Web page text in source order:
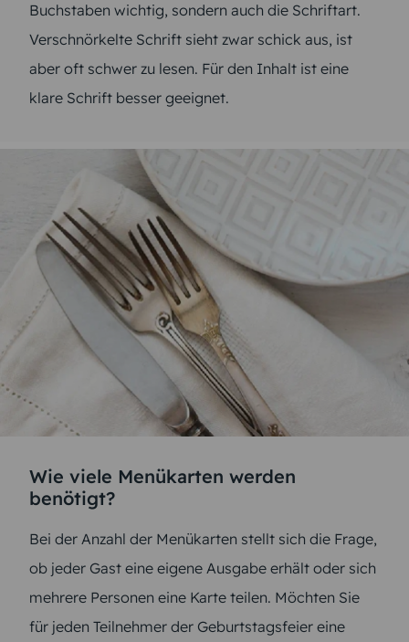
Buchstaben wichtig, sondern auch die Schriftart.
Verschnörkelte Schrift sieht zwar schick aus, ist
aber oft schwer zu lesen. Für den Inhalt ist eine
klare Schrift besser geeignet.
Wie viele Menükarten werden
benötigt?
Bei der Anzahl der Menükarten stellt sich die Frage,
ob jeder Gast eine eigene Ausgabe erhält oder sich
mehrere Personen eine Karte teilen. Möchten Sie
für jeden Teilnehmer der Geburtstagsfeier eine